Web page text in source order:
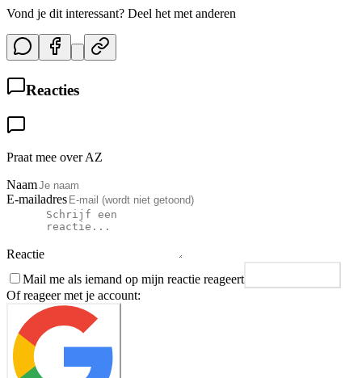
Vond je dit interessant? Deel het met anderen
Reacties
Praat mee over AZ
Naam
E-mailadres
Reactie
Mail me als iemand op mijn reactie reageert
Of reageer met je account: